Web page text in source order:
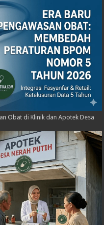
Obat di Klinik dan Apotek Desa